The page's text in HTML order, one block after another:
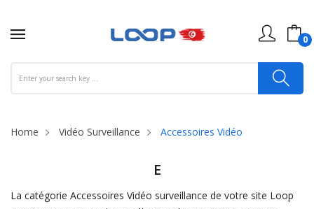
0
Home Vidéo Surveillance Accessoires Vidéo
E
La catégorie Accessoires Vidéo surveillance de votre site Loop